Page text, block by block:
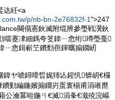
达紝<a
p/nb-bn-2e76832f-1">247
闋傝憲鈥滅附绲辨參璺戦瀷鈥
噹蹇冿細鎷夸笅鍏ㄧ悆绗竴璺戞
ㄧ悆鍓嶄笁鐨勯亱鍕曞搧鐗屻
ヤ唬鐞嗗晢娓犻亾鍟忛锛岄€欏
勭編鍦嬪搧鐗岃蛋寰椾甫涓嶉爢
公瀹冪暀鍦ㄢ€滅涓夆€濈殑浣嶇